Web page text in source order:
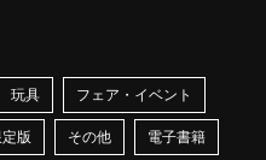
玩具 フェア・イベント
版 その他 電子書籍